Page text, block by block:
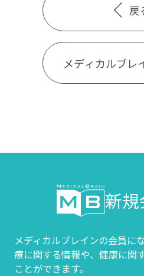
戻
メディカルブレ
新
メディカルブレインの会員に
療に関する情報や、 健康に関
ことができます。